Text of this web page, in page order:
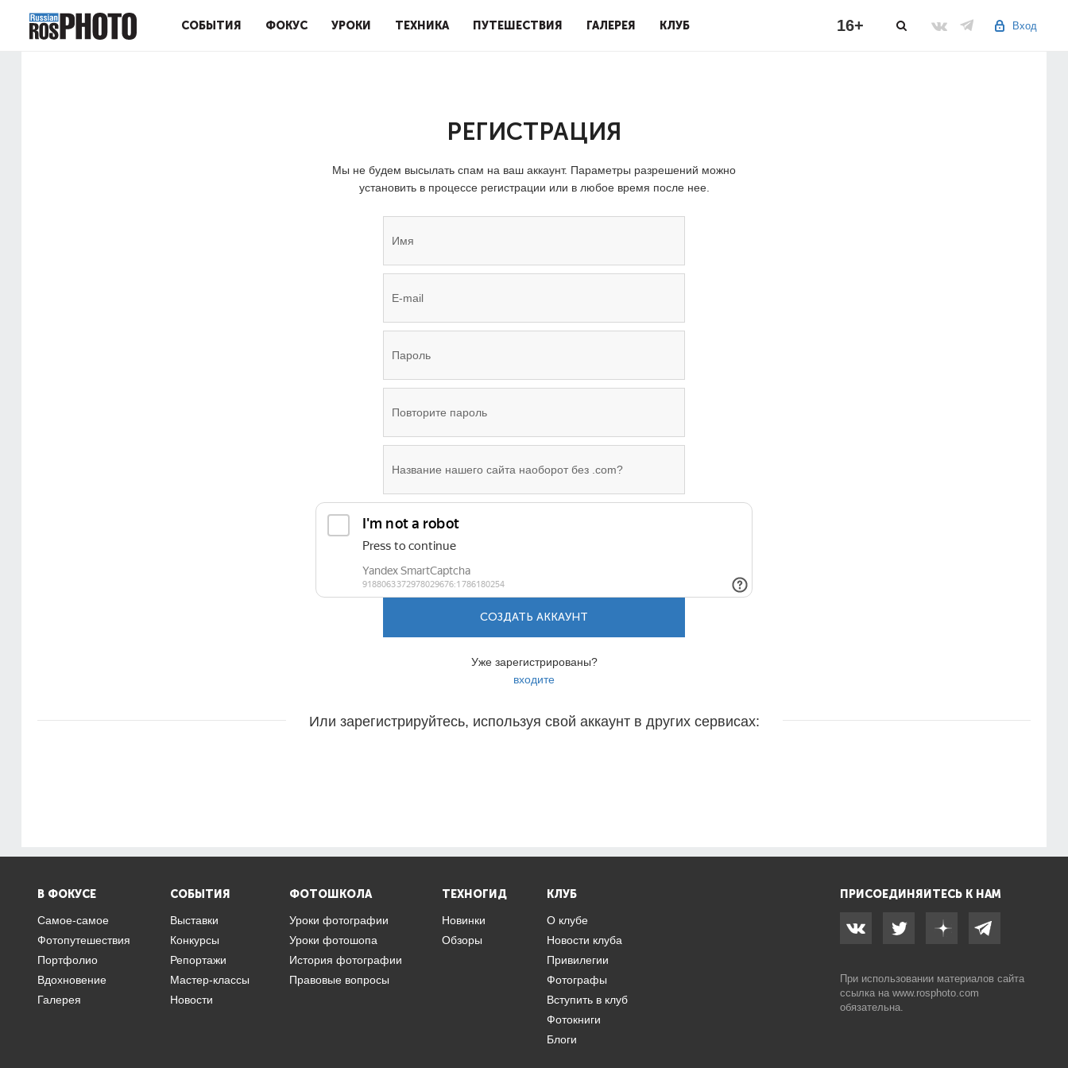
СОБЫТИЯ ФОКУС УРОКИ ТЕХНИКА ПУТЕШЕСТВИЯ ГАЛЕРЕЯ КЛУБ Вход
16+
РЕГИСТРАЦИЯ
Мы не будем высылать спам на ваш аккаунт. Параметры разрешений можно
установить в процессе регистрации или в любое время после нее.
СОЗДАТЬ АККАУНТ
Уже зарегистрированы?
входите
Или зарегистрируйтесь, используя свой аккаунт в других сервисах:
В ФОКУСЕ
Самое-самое
Фотопутешествия
Портфолио
Вдохновение
Галерея
СОБЫТИЯ
Выставки
Конкурсы
Репортажи
Мастер-классы
Новости
ФОТОШКОЛА
Уроки фотографии
Уроки фотошопа
История фотографии
Правовые вопросы
ТЕХНОГИД
Новинки
Обзоры
КЛУБ
О клубе
Новости клуба
Привилегии
Фотографы
Вступить в клуб
Фотокниги
Блоги
ПРИСОЕДИНЯЙТЕСЬ К НАМ
При использовании материалов сайта
ссылка на www.rosphoto.com
обязательна.